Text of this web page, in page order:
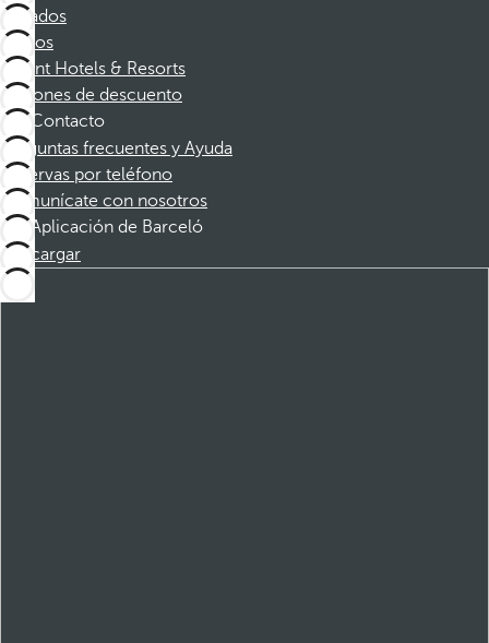
Afiliados
Socios
Dorint Hotels & Resorts
Cupones de descuento
Contacto
Preguntas frecuentes y Ayuda
Reservas por teléfono
Comunícate con nosotros
Aplicación de Barceló
Descargar